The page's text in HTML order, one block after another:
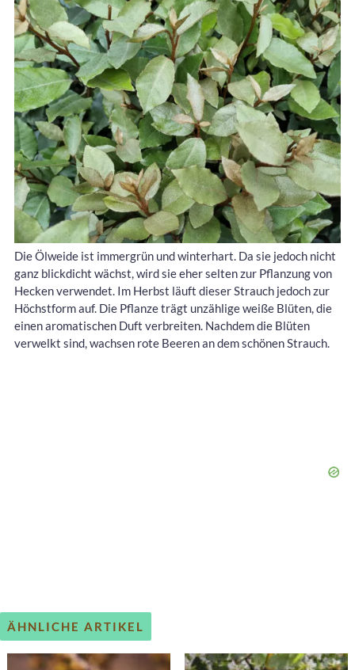
Die Ölweide ist immergrün und winterhart. Da sie jedoch nicht
ganz blickdicht wächst, wird sie eher selten zur Pflanzung von
Hecken verwendet. Im Herbst läuft dieser Strauch jedoch zur
Höchstform auf. Die Pflanze trägt unzählige weiße Blüten, die
einen aromatischen Duft verbreiten. Nachdem die Blüten
verwelkt sind, wachsen rote Beeren an dem schönen Strauch.
ÄHNLICHE ARTIKEL